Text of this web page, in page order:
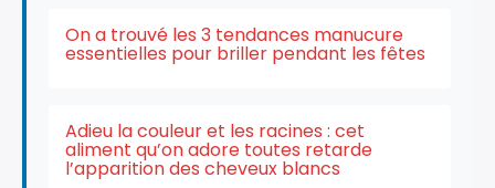
On a trouvé les 3 tendances manucure
essentielles pour briller pendant les fêtes
Adieu la couleur et les racines : cet
aliment qu’on adore toutes retarde
l’apparition des cheveux blancs